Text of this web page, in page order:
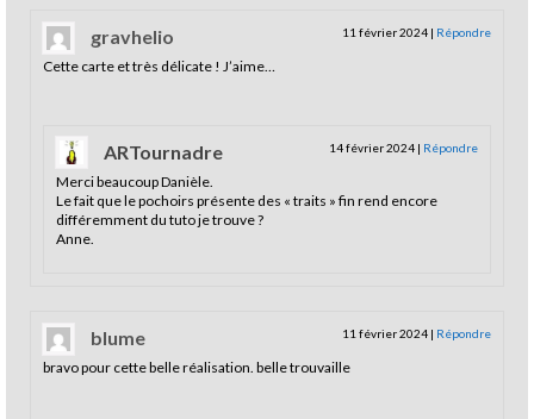
gravhelio 11 février 2024 | Répondre
Cette carte et très délicate ! J’aime…
ARTournadre 14 février 2024 | Répondre
Merci beaucoup Danièle.
Le fait que le pochoirs présente des « traits » fin rend encore
différemment du tuto je trouve ?
Anne.
blume 11 février 2024 | Répondre
bravo pour cette belle réalisation. belle trouvaille